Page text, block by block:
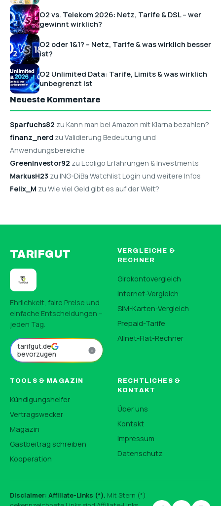
O2 vs. Telekom 2026: Netz, Tarife & DSL – wer
gewinnt wirklich?
O2 oder 1&1? – Netz, Tarife & was wirklich besser
ist?
O2 Unlimited Data: Tarife, Limits & was wirklich
unbegrenzt ist
Neueste Kommentare
Sparfuchs82 zu Kann man bei Amazon mit Klarna bezahlen?
finanz_nerd zu Validierung Bedeutung und
Anwendungsbereiche
GreenInvestor92 zu Ecoligo Erfahrungen & Investments
MarkusH23 zu ING-DiBa Watchlist Login und weitere Infos
Felix_M zu Wie viel Geld gibt es auf der Welt?
TARIFGUT
Ehrlichkeit, faire Preise und
einfache Entscheidungen –
jeden Tag.
tarifgut.de
bevorzugen
VERGLEICHE &
RECHNER
Girokontovergleich
Internet-Vergleich
SIM-Karten-Vergleich
Prepaid-Tarife
Allnet-Flat-Rechner
TOOLS & MAGAZIN
Kündigungshelfer
Vertragswecker
Magazin
Gastbeitrag schreiben
Kooperation
RECHTLICHES &
KONTAKT
Über uns
Kontakt
Impressum
Datenschutz
Disclaimer: Affiliate-Links (*). Mit Stern (*)